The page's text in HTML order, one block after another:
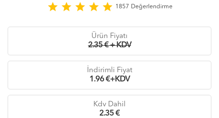
star star star star star 1857 Değerlendirme
Ürün Fiyatı
2.35 € + KDV
İndirimli Fiyat
1.96€+KDV
Kdv Dahil
2.35€